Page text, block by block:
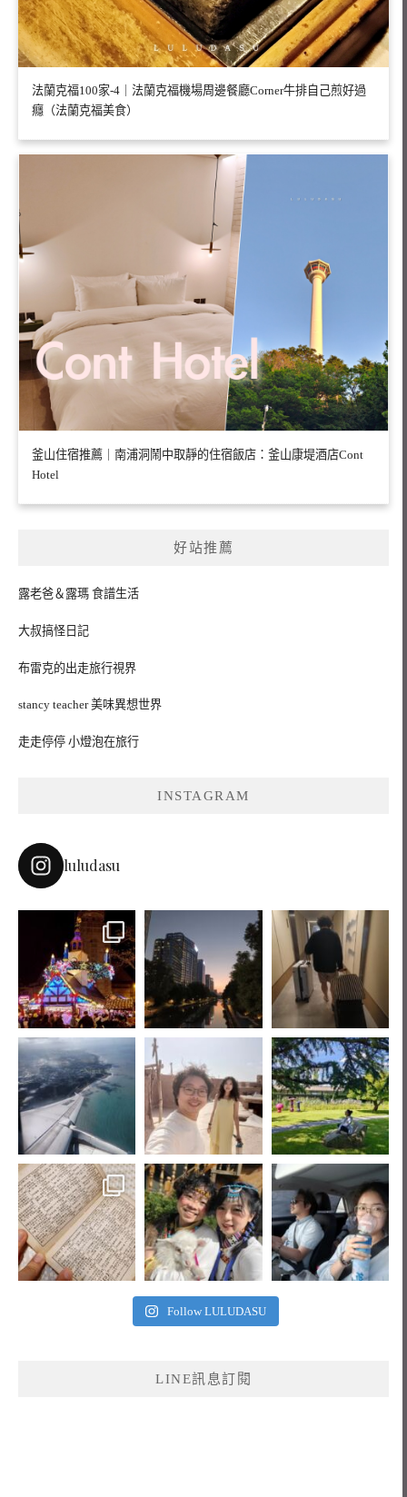
法蘭克福100家-4｜法蘭克福機場周邊餐廳Corner牛排自己煎好過
癮（法蘭克福美食）
釜山住宿推薦｜南浦洞鬧中取靜的住宿飯店：釜山康堤酒店Cont
Hotel
好站推薦
露老爸＆露瑪 食譜生活
大叔搞怪日記
布雷克的出走旅行視界
stancy teacher 美味異想世界
走走停停 小燈泡在旅行
INSTAGRAM
luludasu
Follow LULUDASU
LINE訊息訂閱